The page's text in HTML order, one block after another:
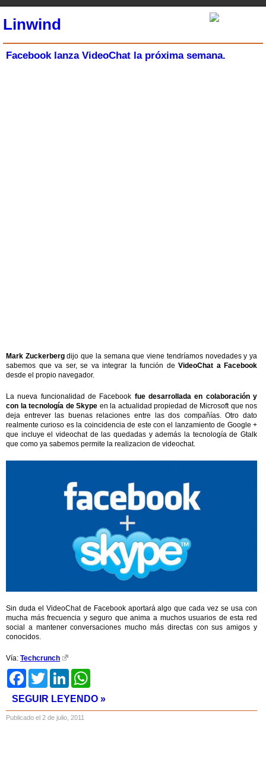
Linwind
Facebook lanza VideoChat la próxima semana.
Mark Zuckerbergdijo que la semana que viene tendríamos novedades y ya
sabemos que va ser, se va integrar la función de VideoChat a Facebook
desde el propio navegador.
La nueva funcionalidad de Facebook fue desarrollada en colaboración y
con la tecnología de Skype en la actualidad propiedad de Microsoft que nos
deja entrever las buenas relaciones entre las dos compañías. Otro dato
realmente curioso es la coincidencia de este con el lanzamiento de Google +
que incluye el videochat de las quedadas y además la tecnología de Gtalk
que como ya sabemos permite la realizacion de videochat.
Sin duda el VideoChat de Facebook aportará algo que cada vez se usa con
mucha más frecuencia y seguro que anima a muchos usuarios de esta red
social a mantener conversaciones mucho más directas con sus amigos y
conocidos.
Vía: Techcrunch
FacebookTwitter LinkedIn
SEGUIR LEYENDO »
Publicado el 2 de julio, 2011